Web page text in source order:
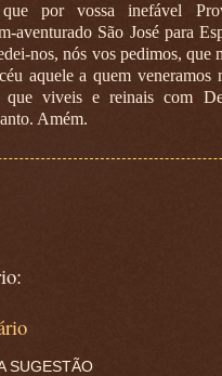
por vossa inefável
aventurado São José para
nos, nós vos pedimos, que
aquele a quem veneramos
que viveis e reinais com
Amém.
SUGESTÃO